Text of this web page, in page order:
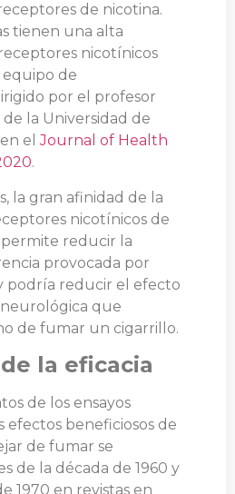
de nicotina.
tienen una alta
nicotínicos
equipo de
por el profesor
la Universidad de
en elJournal of Health
.
la gran afinidad de la
nicotínicos de
permite reducir la
provocada por
podría reducir el efecto
que
de fumar un cigarrillo.
la eficacia
de los ensayos
efectos beneficiosos de
de fumar se
de la década de 1960 y
1970 en revistas en